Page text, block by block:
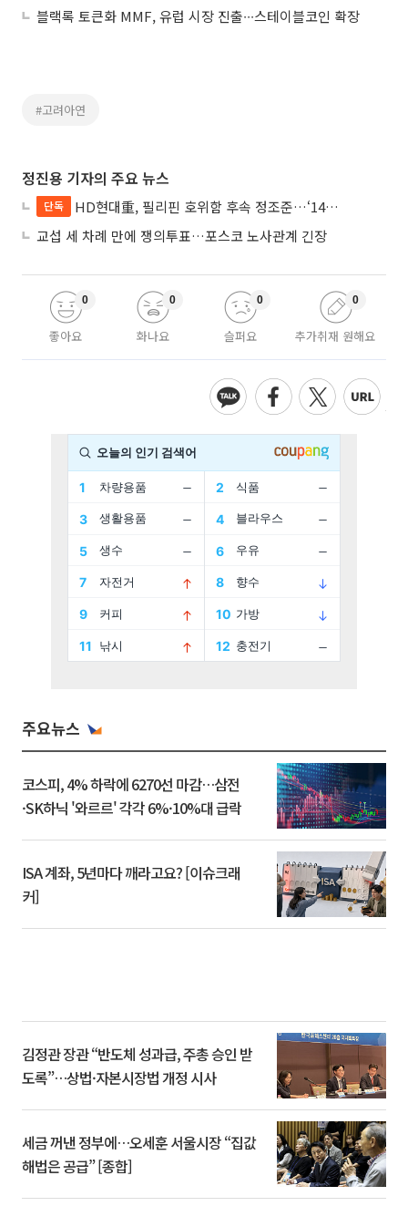
블랙록 토큰화 MMF, 유럽 시장 진출∙∙∙스테이블코인 확장
#고려아연
정진용 기자의 주요 뉴스
단독
HD현대重, 필리핀 호위함 후속 정조준…‘14척+α’ 싹쓸이 노린다
교섭 세 차례 만에 쟁의투표…포스코 노사관계 긴장
좋아요
0
화나요
0
슬퍼요
0
추가취재 원해요
0
주요뉴스
코스피, 4% 하락에 6270선 마감…삼전
·SK하닉 '와르르' 각각 6%·10%대 급락
ISA 계좌, 5년마다 깨라고요? [이슈크래
커]
김정관 장관 “반도체 성과급, 주총 승인 받
도록”…상법·자본시장법 개정 시사
세금 꺼낸 정부에…오세훈 서울시장 “집값
해법은 공급” [종합]